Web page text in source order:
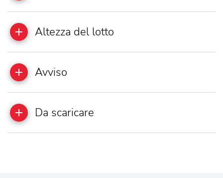
Altezza del lotto
Avviso
Da scaricare